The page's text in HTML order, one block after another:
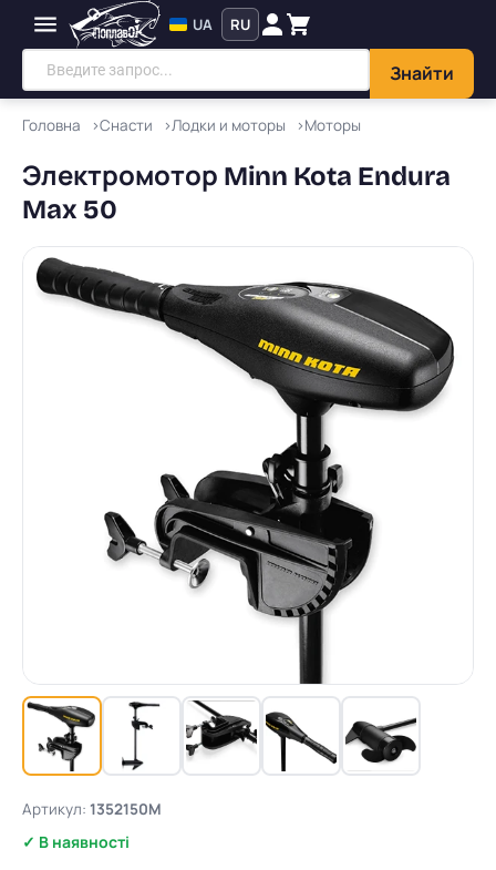
Знайти
UA RU
Головна Снасти Лодки и моторы Моторы
Электромотор Minn Kota Endura
Max 50
Артикул: 1352150M
✓ В наявності